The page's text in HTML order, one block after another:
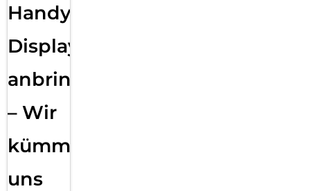
Handy
Displayfolie
anbringen
– Wir
kümmern
uns